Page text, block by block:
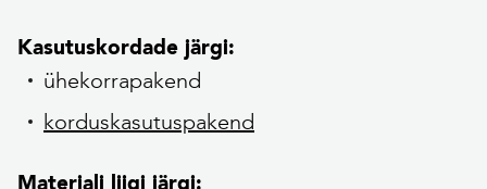
Kasutuskordade järgi:
ühekorrapakend
korduskasutuspakend